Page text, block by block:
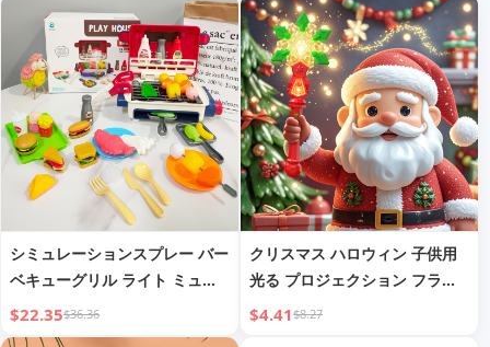
シミュレーションスプレー バー
ベキューグリル ライト ミュー
ジック フードカラーチェンジ
子供用
$22.35$36.36
クリスマス ハロウィン 子供用
光る プロジェクション フラッ
シュライト
$4.41$8.27